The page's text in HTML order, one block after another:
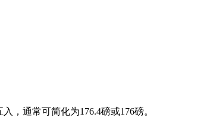
，通常可简化为176.4磅或176磅。